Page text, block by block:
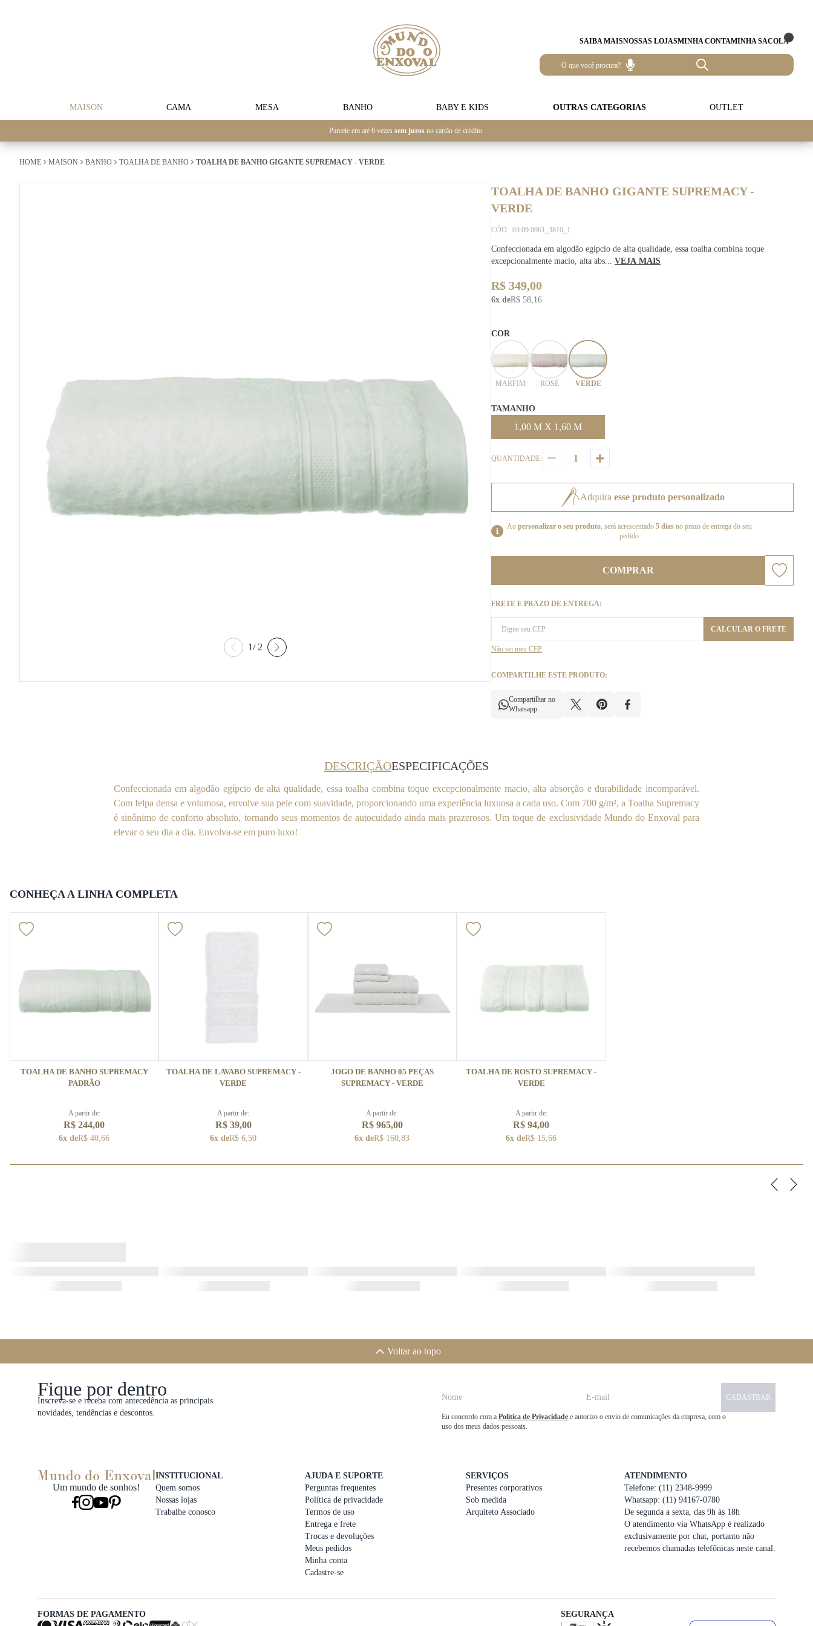
SAIBA MAISNOSSAS LOJASMINHA CONTAMINHA SACOLA
MAISON CAMA MESA BANHO BABY E KIDS OUTRAS CATEGORIAS OUTLET
Parcele em até 6 vezes sem juros no cartão de crédito.
HOME MAISON BANHO TOALHA DE BANHO TOALHA DE BANHO GIGANTE SUPREMACY - VERDE
1/ 2
TOALHA DE BANHO GIGANTE SUPREMACY -
VERDE
CÓD.: 03.09.0061_3810_1
Confeccionada em algodão egípcio de alta qualidade, essa toalha combina toque
excepcionalmente macio, alta abs... VEJA MAIS
R$ 349,00
6x deR$ 58,16
COR
MARFIM ROSÉ VERDE
TAMANHO
1,00 M X 1,60 M
QUANTIDADE:
Adquira esse produto personalizado
Ao personalizar o seu produto, será acrescentado 5 diasno prazo de entrega do seu
pedido
COMPRAR
FRETE E PRAZO DE ENTREGA:
CALCULAR O FRETE
Não sei meu CEP
COMPARTILHE ESTE PRODUTO:
Compartilhar no
Whatsapp
DESCRIÇÃOESPECIFICAÇÕES
Confeccionada em algodão egípcio de alta qualidade, essa toalha combina toque excepcionalmente macio, alta absorção e durabilidade incomparável.
Com felpa densa e volumosa, envolve sua pele com suavidade, proporcionando uma experiência luxuosa a cada uso. Com 700 g/m², a Toalha Supremacy
é sinônimo de conforto absoluto, tornando seus momentos de autocuidado ainda mais prazerosos. Um toque de exclusividade Mundo do Enxoval para
elevar o seu dia a dia. Envolva-se em puro luxo!
CONHEÇA A LINHA COMPLETA
TOALHA DE BANHO SUPREMACY
PADRÃO
A partir de:
R$ 244,00
6x deR$ 40,66
TOALHA DE LAVABO SUPREMACY -
VERDE
A partir de:
R$ 39,00
6x deR$ 6,50
JOGO DE BANHO 05 PEÇAS
SUPREMACY - VERDE
A partir de:
R$ 965,00
6x deR$ 160,83
TOALHA DE ROSTO SUPREMACY -
VERDE
A partir de:
R$ 94,00
6x deR$ 15,66
Voltar ao topo
Fique por dentro
Inscreva-se e receba com antecedência as principais
novidades, tendências e descontos.
CADASTRAR
Eu concordo com a Política de Privacidade e autorizo o envio de comunicações da empresa, com o
uso dos meus dados pessoais.
Um mundo de sonhos!
INSTITUCIONAL
Quem somos
Nossas lojas
Trabalhe conosco
AJUDA E SUPORTE
Perguntas frequentes
Política de privacidade
Termos de uso
Entrega e frete
Trocas e devoluções
Meus pedidos
Minha conta
Cadastre-se
SERVIÇOS
Presentes corporativos
Sob medida
Arquiteto Associado
ATENDIMENTO
Telefone: (11) 2348-9999
Whatsapp: (11) 94167-0780
De segunda a sexta, das 9h às 18h
O atendimento via WhatsApp é realizado
exclusivamente por chat, portanto não
recebemos chamadas telefônicas neste canal.
FORMAS DE PAGAMENTO SEGURANÇA